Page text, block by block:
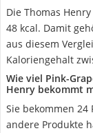
Die Thomas
48 kcal. Damit
aus diesem
Kaloriengehalt
Wie viel Pink-
Henry bekommt
Sie bekommen
andere Produkte